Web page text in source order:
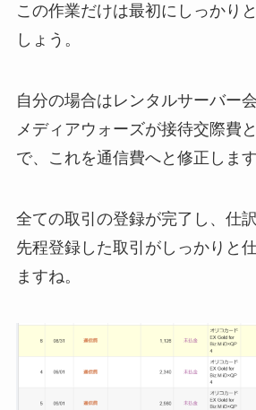
この作業だけは最初にしっかり
しょう。
自分の場合はレンタルサーバー
メディアウォーズが接待交際費
で、これを通信費へと修正します
全ての取引の登録が完了し、仕
先程登録した取引がしっかりと
ますね。